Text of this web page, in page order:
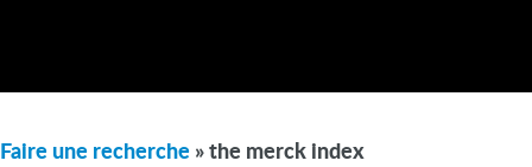
Faire une recherche » the merck index